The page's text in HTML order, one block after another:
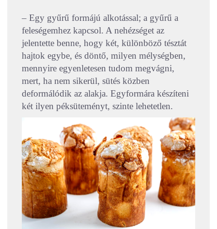
– Egy gyűrű formájú alkotással; a gyűrű a
feleségemhez kapcsol. A nehézséget az
jelentette benne, hogy két, különböző tésztát
hajtok egybe, és döntő, milyen mélységben,
mennyire egyenletesen tudom megvágni,
mert, ha nem sikerül, sütés közben
deformálódik az alakja. Egyformára készíteni
két ilyen péksüteményt, szinte lehetetlen.